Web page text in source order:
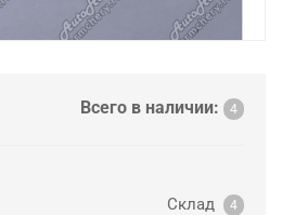
Всего в наличии: 4
Склад 4